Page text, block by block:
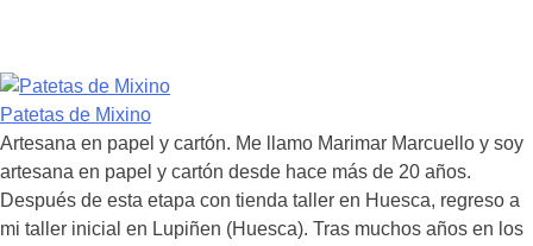
Patetas de Mixino
Artesana en papel y cartón. Me llamo Marimar Marcuello y soy
artesana en papel y cartón desde hace más de 20 años.
Después de esta etapa con tienda taller en Huesca, regreso a
mi taller inicial en Lupiñen (Huesca). Tras muchos años en los